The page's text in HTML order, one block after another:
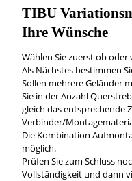
TIBU
Ihre Wünsche
Wählen Sie zuerst ob
Als Nächstes bestimmen
Sollen mehrere Geländer
Sie in der Anzahl
gleich das entsprechende
Verbinder/
Die Kombination
möglich.
Prüfen Sie zum Schluss
Vollständigkeit und dann